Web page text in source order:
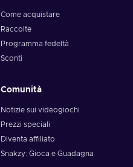
Come acquistare
Raccolte
Programma fedeltà
Sconti
Comunità
Notizie sui videogiochi
Prezzi speciali
Diventa affiliato
Snakzy: Gioca e Guadagna